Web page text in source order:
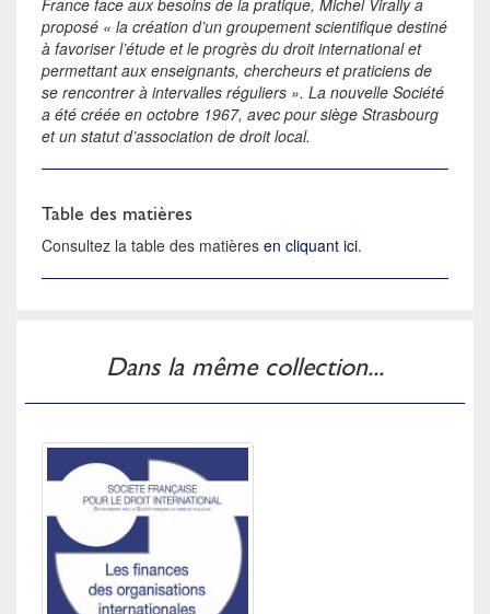
proposé « la création d’un groupement scientifique destiné
à favoriser l’étude et le progrès du droit international et
permettant aux enseignants, chercheurs et praticiens de
se rencontrer à intervalles réguliers ». La nouvelle Société
a été créée en octobre 1967, avec pour siège Strasbourg
et un statut d’association de droit local.
Table des matières
Consultez la table des matièresen cliquant ici.
Dans la même collection...